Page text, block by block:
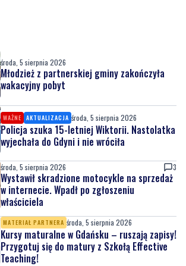
środa, 5 sierpnia 2026
Młodzież z partnerskiej gminy zakończyła
wakacyjny pobyt
WAŻNE AKTUALIZACJA środa, 5 sierpnia 2026
Policja szuka 15-letniej Wiktorii. Nastolatka
wyjechała do Gdyni i nie wróciła
środa, 5 sierpnia 2026 3
Wystawił skradzione motocykle na sprzedaż
w internecie. Wpadł po zgłoszeniu
właściciela
MATERIAŁ PARTNERA środa, 5 sierpnia 2026
Kursy maturalne w Gdańsku – ruszają zapisy!
Przygotuj się do matury z Szkołą Effective
Teaching!